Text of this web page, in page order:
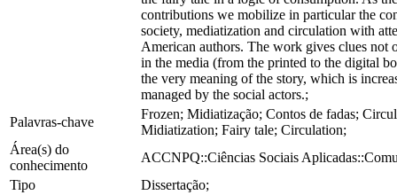
contributions we mobilize in particular the
society, mediatization and circulation with
American authors. The work gives clues not
in the media (from the printed to the digital
the very meaning of the story, which is
managed by the social actors.;
Palavras-chave
Frozen; Midiatização; Contos de fadas;
Midiatization; Fairy tale; Circulation;
Área(s) do
conhecimento
ACCNPQ::Ciências Sociais
Tipo
Dissertação;